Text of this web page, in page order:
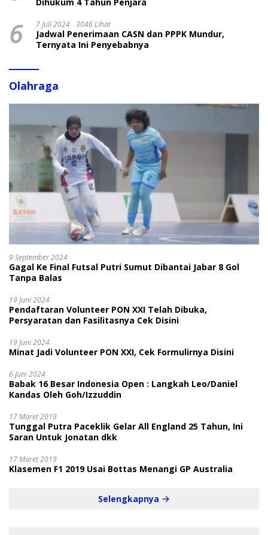
6 7 Juli 2024 3046 Lihat
Jadwal Penerimaan CASN dan PPPK Mundur,
Ternyata Ini Penyebabnya
Olahraga
9 September 2024
Gagal Ke Final Futsal Putri Sumut Dibantai Jabar 8 Gol
Tanpa Balas
19 Juni 2024
Pendaftaran Volunteer PON XXI Telah Dibuka,
Persyaratan dan Fasilitasnya Cek Disini
19 Juni 2024
Minat Jadi Volunteer PON XXI, Cek Formulirnya Disini
6 Juni 2024
Babak 16 Besar Indonesia Open : Langkah Leo/Daniel
Kandas Oleh Goh/Izzuddin
17 Maret 2019
Tunggal Putra Paceklik Gelar All England 25 Tahun, Ini
Saran Untuk Jonatan dkk
17 Maret 2019
Klasemen F1 2019 Usai Bottas Menangi GP Australia
Selengkapnya